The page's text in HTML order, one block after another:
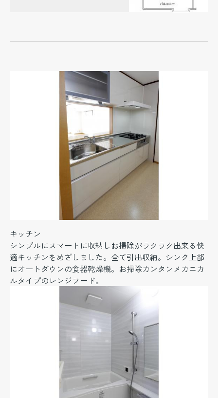
キッチン
シンプルにスマートに収納しお掃除がラクラク出来る快
適キッチンをめざしました。全て引出収納。シンク上部
にオートダウンの食器乾燥機。お掃除カンタンメカニカ
ルタイプのレンジフード。